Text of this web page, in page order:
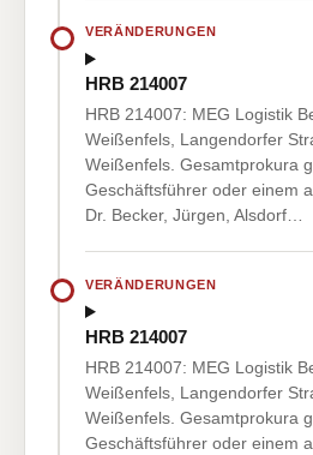
VERÄNDERUNGEN
HRB 214007
HRB 214007: MEG Logistik
Weißenfels, Langendorfer
Weißenfels. Gesamtprokura
Geschäftsführer oder einem
Dr. Becker, Jürgen, Alsdorf…
VERÄNDERUNGEN
HRB 214007
HRB 214007: MEG Logistik
Weißenfels, Langendorfer
Weißenfels. Gesamtprokura
Geschäftsführer oder einem